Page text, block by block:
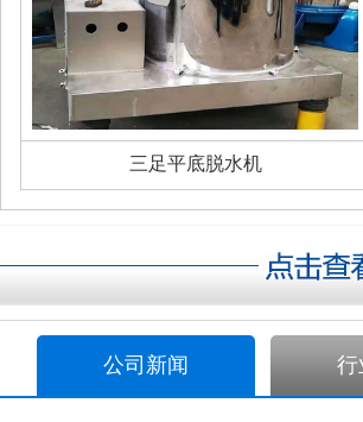
三足平底脱水机
公司新闻 行